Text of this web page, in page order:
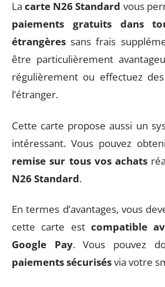
Lacarte N26 Standard vous
paiements gratuits dans
étrangères sans frais
être particulièrement
régulièrement ou effectuez
l’étranger.
Cette carte propose aussi un
intéressant. Vous pouvez
remise sur tous vos achats
N26 Standard.
En termes d’avantages, vous
cette carte est compatible
Google Pay. Vous pouvez
paiements sécurisésvia votre